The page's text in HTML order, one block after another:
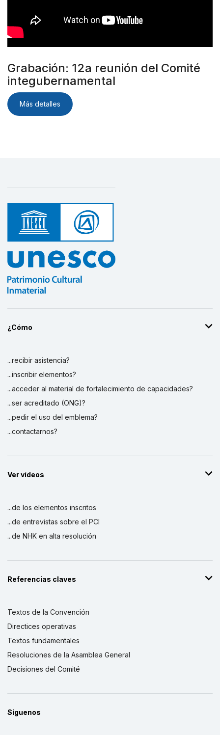
Grabación: 12a reunión del Comité
integubernamental
Más detalles
¿Cómo
...recibir asistencia?
...inscribir elementos?
...acceder al material de fortalecimiento de capacidades?
...ser acreditado (ONG)?
...pedir el uso del emblema?
...contactarnos?
Ver vídeos
...de los elementos inscritos
...de entrevistas sobre el PCI
...de NHK en alta resolución
Referencias claves
Textos de la Convención
Directices operativas
Textos fundamentales
Resoluciones de la Asamblea General
Decisiones del Comité
Síguenos